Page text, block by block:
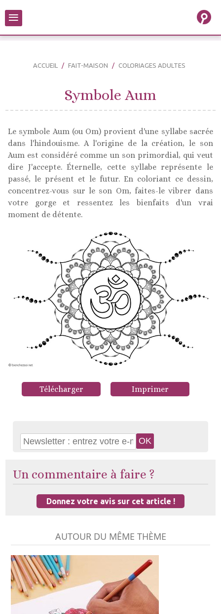
≡
ACCUEIL FAIT-MAISON COLORIAGES ADULTES
Symbole Aum
Le symbole Aum (ou Om) provient d'une syllabe sacrée
dans l'hindouisme. A l'origine de la création, le son
Aum est considéré comme un son primordial, qui veut
dire J'accepte. Éternelle, cette syllabe représente le
passé, le présent et le futur. En coloriant ce dessin,
concentrez-vous sur le son Om, faites-le vibrer dans
votre gorge et ressentez les bienfaits d'un vrai
moment de détente.
Télécharger Imprimer
Un commentaire à faire ?
Donnez votre avis sur cet article !
AUTOUR DU MÊME THÈME